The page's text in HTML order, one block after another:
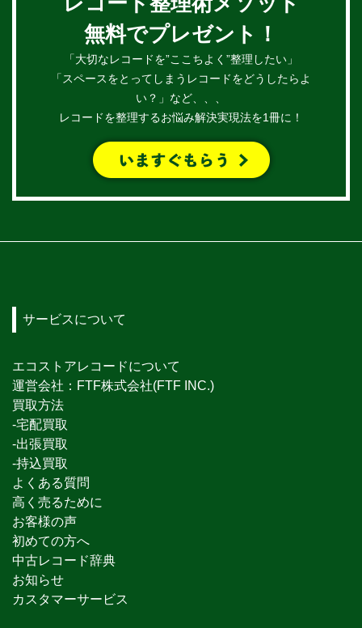
無料でプレゼント！
「大切なレコードを”ここちよく”整理したい」
「スペースをとってしまうレコードをどうしたらよ
い？」など、、、
レコードを整理するお悩み解決実現法を1冊に！
サービスについて
エコストアレコードについて
運営会社：FTF株式会社(FTF INC.)
買取方法
-宅配買取
-出張買取
-持込買取
よくある質問
高く売るために
お客様の声
初めての方へ
中古レコード辞典
お知らせ
カスタマーサービス